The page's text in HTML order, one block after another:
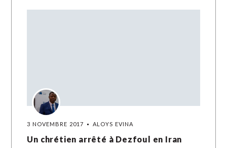
3 NOVEMBRE 2017 ALOYS EVINA
Un chrétien arrêté à Dezfoul en Iran